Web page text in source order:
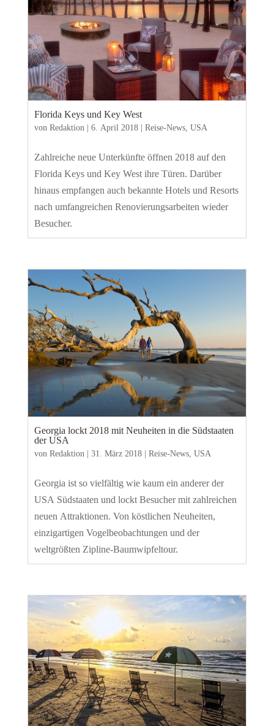
Florida Keys und Key West
von Redaktion| 6. April 2018| Reise-News, USA
Zahlreiche neue Unterkünfte öffnen 2018 auf den
Florida Keys und Key West ihre Türen. Darüber
hinaus empfangen auch bekannte Hotels und Resorts
nach umfangreichen Renovierungsarbeiten wieder
Besucher.
Georgia lockt 2018 mit Neuheiten in die Südstaaten
der USA
von Redaktion| 31. März 2018| Reise-News, USA
Georgia ist so vielfältig wie kaum ein anderer der
USA Südstaaten und lockt Besucher mit zahlreichen
neuen Attraktionen. Von köstlichen Neuheiten,
einzigartigen Vogelbeobachtungen und der
weltgrößten Zipline-Baumwipfeltour.